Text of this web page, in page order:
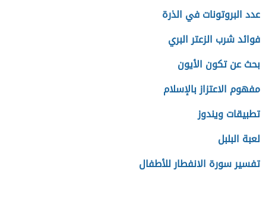
عدد البروتونات في الذرة
فوائد شرب الزعتر البري
بحث عن تكون الأيون
مفهوم الاعتزاز بالإسلام
تطبيقات ويندوز
لعبة البلبل
تفسير سورة الانفطار للأطفال